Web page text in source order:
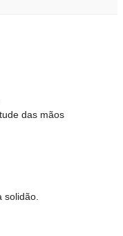
das mãos
solidão.